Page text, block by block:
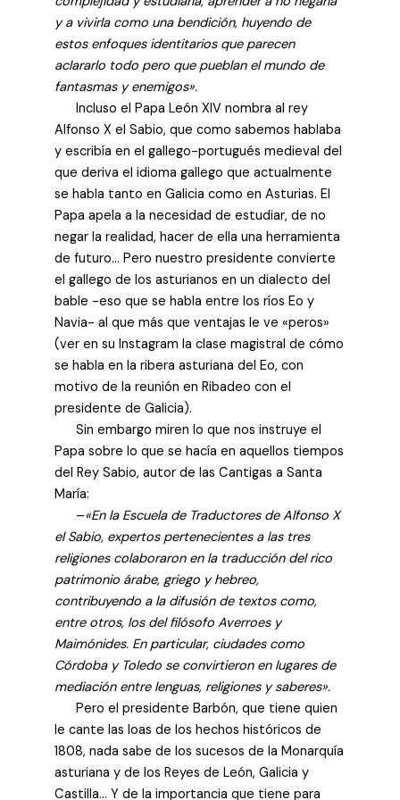
y a vivirla como una bendición, huyendo de
estos enfoques identitarios que parecen
aclararlo todo pero que pueblan el mundo de
fantasmas y enemigos».
Incluso el Papa León XIV nombra al rey
Alfonso X el Sabio, que como sabemos hablaba
y escribía en el gallego-portugués medieval del
que deriva el idioma gallego que actualmente
se habla tanto en Galicia como en Asturias. El
Papa apela a la necesidad de estudiar, de no
negar la realidad, hacer de ella una herramienta
de futuro… Pero nuestro presidente convierte
el gallego de los asturianos en un dialecto del
bable -eso que se habla entre los ríos Eo y
Navia- al que más que ventajas le ve «peros»
(ver en su Instagram la clase magistral de cómo
se habla en la ribera asturiana del Eo, con
motivo de la reunión en Ribadeo con el
presidente de Galicia).
Sin embargo miren lo que nos instruye el
Papa sobre lo que se hacía en aquellos tiempos
del Rey Sabio, autor de las Cantigas a Santa
María:
–«En la Escuela de Traductores de Alfonso X
el Sabio, expertos pertenecientes a las tres
religiones colaboraron en la traducción del rico
patrimonio árabe, griego y hebreo,
contribuyendo a la difusión de textos como,
entre otros, los del filósofo Averroes y
Maimónides. En particular, ciudades como
Córdoba y Toledo se convirtieron en lugares de
mediación entre lenguas, religiones y saberes».
Pero el presidente Barbón, que tiene quien
le cante las loas de los hechos históricos de
1808, nada sabe de los sucesos de la Monarquía
asturiana y de los Reyes de León, Galicia y
Castilla… Y de la importancia que tiene para